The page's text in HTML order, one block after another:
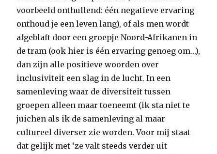
voorbeeld onthullend: één negatieve ervaring
onthoud je een leven lang), of als men wordt
afgeblaft door een groepje Noord-Afrikanen in
de tram (ook hier is één ervaring genoeg om…),
dan zijn alle positieve woorden over
inclusiviteit een slag in de lucht. In een
samenleving waar de diversiteit tussen
groepen alleen maar toeneemt (ik sta niet te
juichen als ik de samenleving al maar
cultureel diverser zie worden. Voor mij staat
dat gelijk met ‘ze valt steeds verder uit